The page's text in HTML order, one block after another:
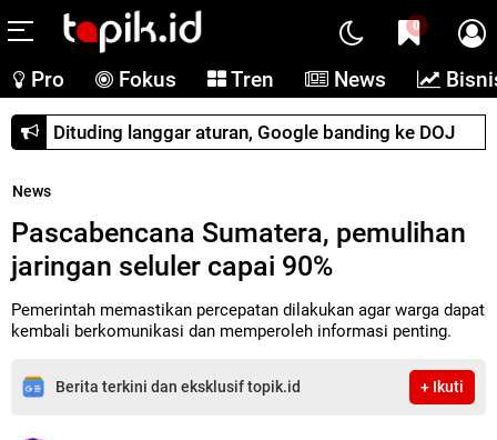
0
Pro Fokus Tren News
Dituding langgar aturan, Google banding ke DOJ
News
Pascabencana Sumatera, pemulihan
jaringan seluler capai 90%
Pemerintah memastikan percepatan dilakukan agar warga dapat
kembali berkomunikasi dan memperoleh informasi penting.
Berita terkini dan eksklusif topik.id + Ikuti